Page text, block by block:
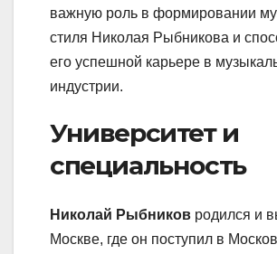
важную роль в формировании
стиля Николая Рыбникова и
его успешной карьере в
индустрии.
Университет и
специальность
Николай Рыбников родился и
Москве, где он поступил в